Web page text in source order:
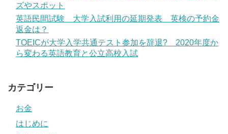
ズやスポット
英語民間試験 大学入試利用の延期発表 英検の予約金
返金は？
TOEICが大学入学共通テスト参加を辞退? 2020年度か
ら変わる英語教育と公立高校入試
カテゴリー
お金
はじめに